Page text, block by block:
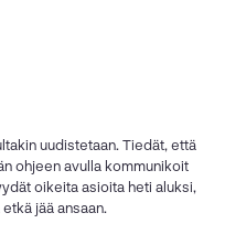
uudistetaan. Tiedät, että
ohjeen avulla kommunikoit
oikeita asioita heti aluksi,
jää ansaan.